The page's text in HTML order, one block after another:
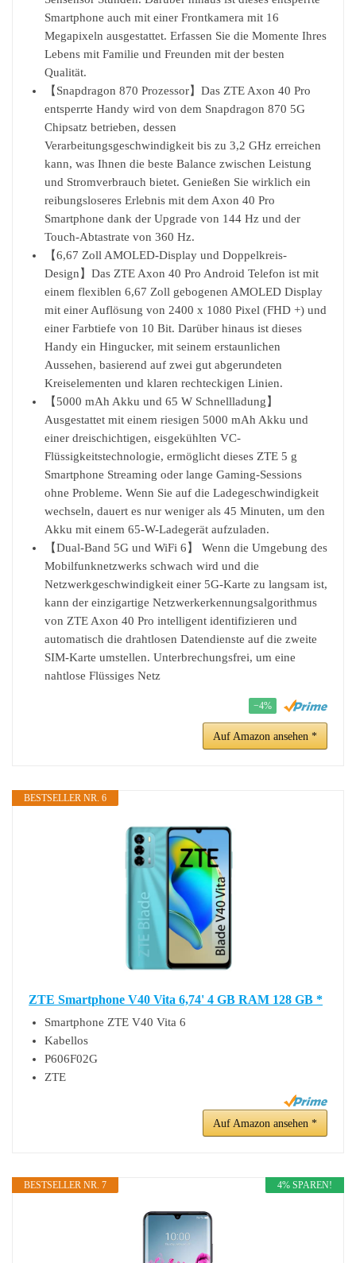
Smartphone auch mit einer Frontkamera mit 16
Megapixeln ausgestattet. Erfassen Sie die Momente Ihres
Lebens mit Familie und Freunden mit der besten
Qualität.
【Snapdragon 870 Prozessor】Das ZTE Axon 40 Pro
entsperrte Handy wird von dem Snapdragon 870 5G
Chipsatz betrieben, dessen
Verarbeitungsgeschwindigkeit bis zu 3,2 GHz erreichen
kann, was Ihnen die beste Balance zwischen Leistung
und Stromverbrauch bietet. Genießen Sie wirklich ein
reibungsloseres Erlebnis mit dem Axon 40 Pro
Smartphone dank der Upgrade von 144 Hz und der
Touch-Abtastrate von 360 Hz.
【6,67 Zoll AMOLED-Display und Doppelkreis-
Design】Das ZTE Axon 40 Pro Android Telefon ist mit
einem flexiblen 6,67 Zoll gebogenen AMOLED Display
mit einer Auflösung von 2400 x 1080 Pixel (FHD +) und
einer Farbtiefe von 10 Bit. Darüber hinaus ist dieses
Handy ein Hingucker, mit seinem erstaunlichen
Aussehen, basierend auf zwei gut abgerundeten
Kreiselementen und klaren rechteckigen Linien.
【5000 mAh Akku und 65 W Schnellladung】
Ausgestattet mit einem riesigen 5000 mAh Akku und
einer dreischichtigen, eisgekühlten VC-
Flüssigkeitstechnologie, ermöglicht dieses ZTE 5 g
Smartphone Streaming oder lange Gaming-Sessions
ohne Probleme. Wenn Sie auf die Ladegeschwindigkeit
wechseln, dauert es nur weniger als 45 Minuten, um den
Akku mit einem 65-W-Ladegerät aufzuladen.
【Dual-Band 5G und WiFi 6】 Wenn die Umgebung des
Mobilfunknetzwerks schwach wird und die
Netzwerkgeschwindigkeit einer 5G-Karte zu langsam ist,
kann der einzigartige Netzwerkerkennungsalgorithmus
von ZTE Axon 40 Pro intelligent identifizieren und
automatisch die drahtlosen Datendienste auf die zweite
SIM-Karte umstellen. Unterbrechungsfrei, um eine
nahtlose Flüssiges Netz
−4%
Auf Amazon ansehen *
BESTSELLER NR. 6
ZTE Smartphone V40 Vita 6,74' 4 GB RAM 128 GB *
Smartphone ZTE V40 Vita 6
Kabellos
P606F02G
ZTE
Auf Amazon ansehen *
4% SPAREN!
BESTSELLER NR. 7